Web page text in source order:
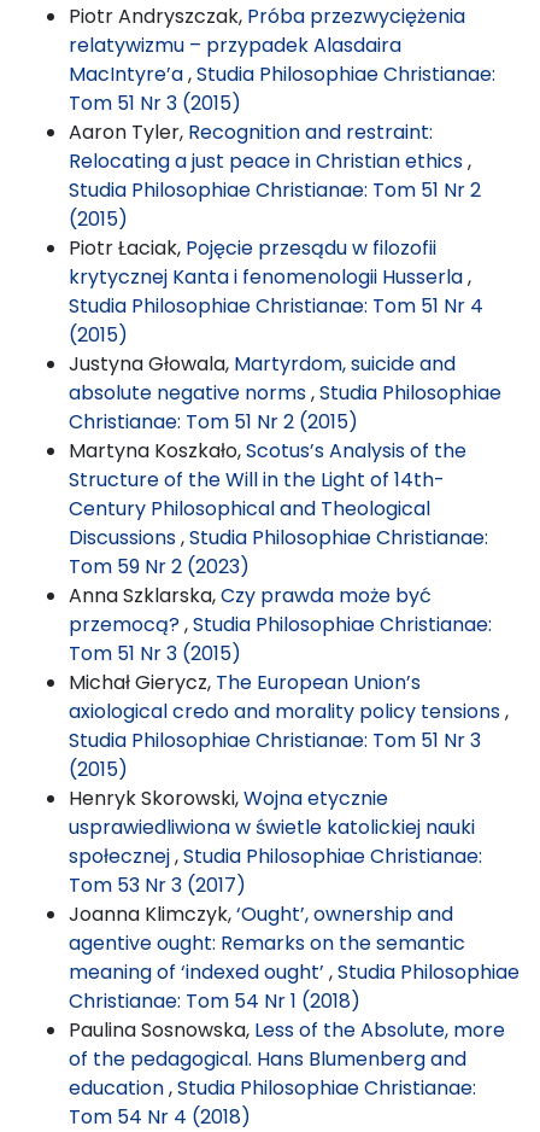
Piotr Andryszczak, Próba przezwyciężenia
relatywizmu – przypadek Alasdaira
MacIntyre’a,Studia Philosophiae Christianae:
Tom 51 Nr 3 (2015)
Aaron Tyler, Recognition and restraint:
Relocating a just peace in Christian ethics,
Studia Philosophiae Christianae: Tom 51 Nr 2
(2015)
Piotr Łaciak, Pojęcie przesądu w filozofii
krytycznej Kanta i fenomenologii Husserla,
Studia Philosophiae Christianae: Tom 51 Nr 4
(2015)
Justyna Głowala, Martyrdom, suicide and
absolute negative norms,Studia Philosophiae
Christianae: Tom 51 Nr 2 (2015)
Martyna Koszkało,Scotus’s Analysis of the
Structure of the Will in the Light of 14th-
Century Philosophical and Theological
Discussions,Studia Philosophiae Christianae:
Tom 59 Nr 2 (2023)
Anna Szklarska,Czy prawda może być
przemocą?,Studia Philosophiae Christianae:
Tom 51 Nr 3 (2015)
Michał Gierycz, The European Union’s
axiological credo and morality policy tensions,
Studia Philosophiae Christianae: Tom 51 Nr 3
(2015)
Henryk Skorowski,Wojna etycznie
usprawiedliwiona w świetle katolickiej nauki
społecznej,Studia Philosophiae Christianae:
Tom 53 Nr 3 (2017)
Joanna Klimczyk,‘Ought’, ownership and
agentive ought: Remarks on the semantic
meaning of ‘indexed ought’ ,Studia Philosophiae
Christianae: Tom 54 Nr 1 (2018)
Paulina Sosnowska, Less of the Absolute, more
of the pedagogical. Hans Blumenberg and
education,Studia Philosophiae Christianae:
Tom 54 Nr 4 (2018)